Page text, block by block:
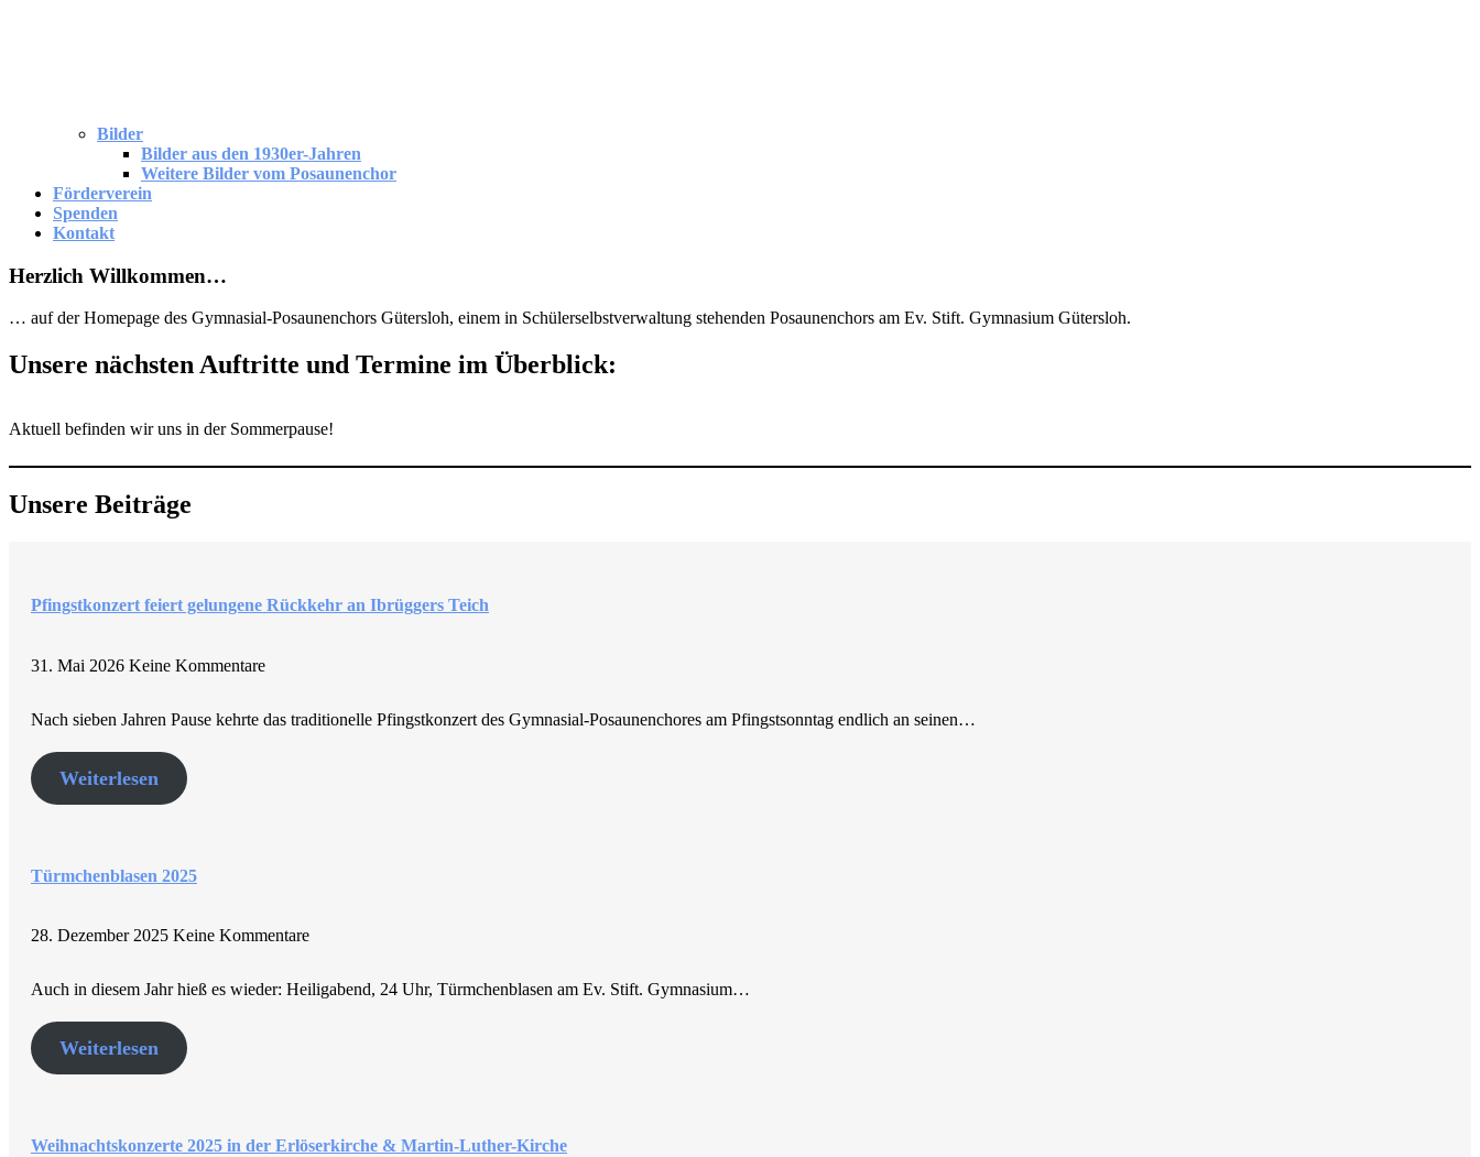
Bilder
Bilder aus den 1930er-Jahren
Weitere Bilder vom Posaunenchor
Förderverein
Spenden
Kontakt
Herzlich Willkommen…
… auf der Homepage des Gymnasial-Posaunenchors Gütersloh, einem in Schülerselbstverwaltung stehenden Posaunenchors am Ev. Stift. Gymnasium Gütersloh.
Unsere nächsten Auftritte und Termine im Überblick:
Aktuell befinden wir uns in der Sommerpause!
Unsere Beiträge
Pfingstkonzert feiert gelungene Rückkehr an Ibrüggers Teich
31. Mai 2026 Keine Kommentare
Nach sieben Jahren Pause kehrte das traditionelle Pfingstkonzert des Gymnasial-Posaunenchores am Pfingstsonntag endlich an seinen…
Weiterlesen
Türmchenblasen 2025
28. Dezember 2025 Keine Kommentare
Auch in diesem Jahr hieß es wieder: Heiligabend, 24 Uhr, Türmchenblasen am Ev. Stift. Gymnasium…
Weiterlesen
Weihnachtskonzerte 2025 in der Erlöserkirche & Martin-Luther-Kirche